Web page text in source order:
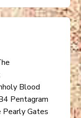
Blood
Pentagram
Gates